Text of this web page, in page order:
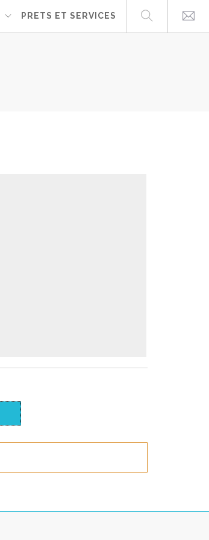
PRETS ET SERVICES